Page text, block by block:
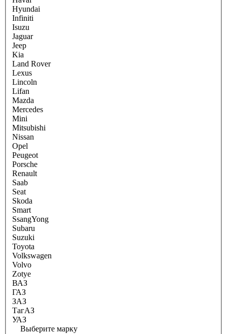
Hyundai
Infiniti
Isuzu
Jaguar
Jeep
Kia
Land Rover
Lexus
Lincoln
Lifan
Mazda
Mercedes
Mini
Mitsubishi
Nissan
Opel
Peugeot
Porsche
Renault
Saab
Seat
Skoda
Smart
SsangYong
Subaru
Suzuki
Toyota
Volkswagen
Volvo
Zotye
ВАЗ
ГАЗ
ЗАЗ
ТагАЗ
УАЗ
Выберите марку